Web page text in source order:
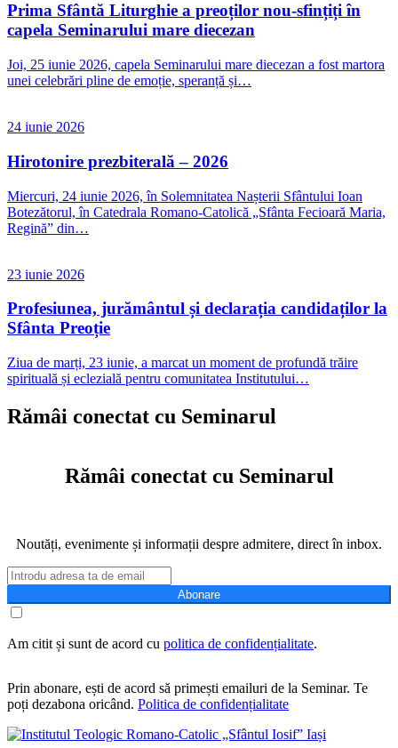
Prima Sfântă Liturghie a preoților nou-sfințiți în
capela Seminarului mare diecezan
Joi, 25 iunie 2026, capela Seminarului mare diecezan a fost martora
unei celebrări pline de emoție, speranță și…
24 iunie 2026
Hirotonire prezbiterală – 2026
Miercuri, 24 iunie 2026, în Solemnitatea Nașterii Sfântului Ioan
Botezătorul, în Catedrala Romano-Catolică „Sfânta Fecioară Maria,
Regină” din…
23 iunie 2026
Profesiunea, jurământul și declarația candidaților la
Sfânta Preoție
Ziua de marți, 23 iunie, a marcat un moment de profundă trăire
spirituală și eclezială pentru comunitatea Institutului…
Rămâi conectat cu Seminarul
Rămâi conectat cu Seminarul
Noutăți, evenimente și informații despre admitere, direct în inbox.
Abonare
Am citit și sunt de acord cu politica de confidențialitate.
Prin abonare, ești de acord să primești emailuri de la Seminar. Te
poți dezabona oricând. Politica de confidențialitate